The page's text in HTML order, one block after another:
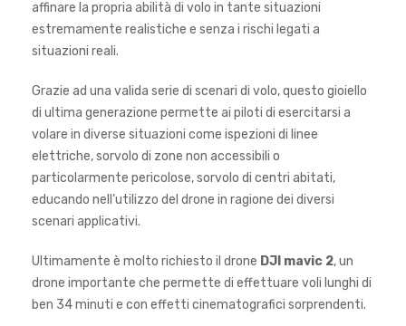
affinare la propria abilità di volo in tante situazioni
estremamente realistiche e senza i rischi legati a
situazioni reali.
Grazie ad una valida serie di scenari di volo, questo gioiello
di ultima generazione permette ai piloti di esercitarsi a
volare in diverse situazioni come ispezioni di linee
elettriche, sorvolo di zone non accessibili o
particolarmente pericolose, sorvolo di centri abitati,
educando nell’utilizzo del drone in ragione dei diversi
scenari applicativi.
Ultimamente è molto richiesto il drone DJI mavic 2, un
drone importante che permette di effettuare voli lunghi di
ben 34 minuti e con effetti cinematografici sorprendenti.